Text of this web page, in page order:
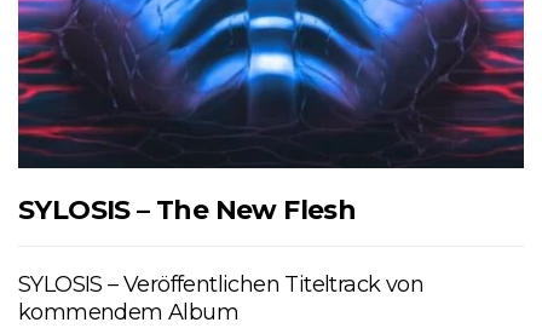
SYLOSIS – The New Flesh
SYLOSIS – Veröffentlichen Titeltrack von
kommendem Album